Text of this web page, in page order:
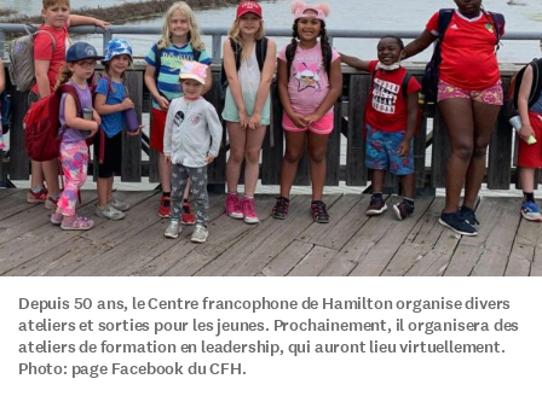
Depuis 50 ans, le Centre francophone de Hamilton organise divers
ateliers et sorties pour les jeunes. Prochainement, il organisera des
ateliers de formation en leadership, qui auront lieu virtuellement.
Photo: page Facebook du CFH.